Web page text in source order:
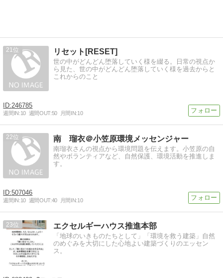
21 リセット[RESET]
世の中がどんどん堕落していく様を綴る。日常の視点か
ら見た、世の中がどんどん堕落していく様を過去からと
これからのこと
246785
週間IN:10 週間OUT:50 月間IN:10
22 南 瑠衣＠小笠原環境メッセンジャー
南瑠衣さんの視点から環境問題を伝えます。小笠原の自
然やボランティアなど、自然保護、環境活動を推進しま
す。
507046
週間IN:10 週間OUT:40 月間IN:10
23 エクセルギーハウス推進本部
「地球のいきものたちとして」「環境を救う建築」自然
のめぐみを大切にした心地よい建築づくりのエッセン
ス。